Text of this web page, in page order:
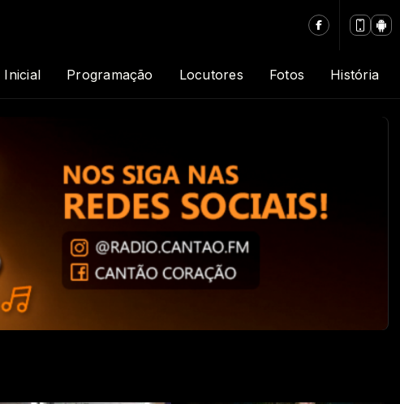
Inicial Programação Locutores Fotos História